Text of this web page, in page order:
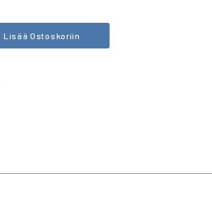
Lisää Ostoskoriin